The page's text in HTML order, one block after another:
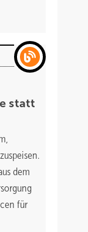
statt
dem
für